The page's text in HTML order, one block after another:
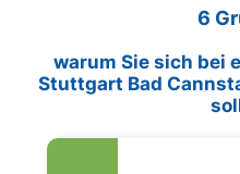
6
warum Sie sich bei
Stuttgart Bad